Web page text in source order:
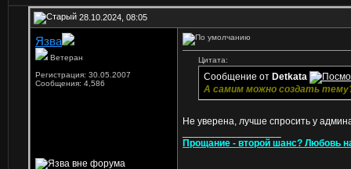
28.10.2024, 08:05
Язва
Ветеран
Регистрация: 30.05.2007
Сообщения: 4,586
Цитата:
Сообщение от Detkata
А самим можно создать
Не уверена, лучше спросить у
Прощание - второй шанс? Любовь